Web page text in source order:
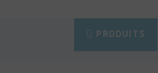
PRODUITS